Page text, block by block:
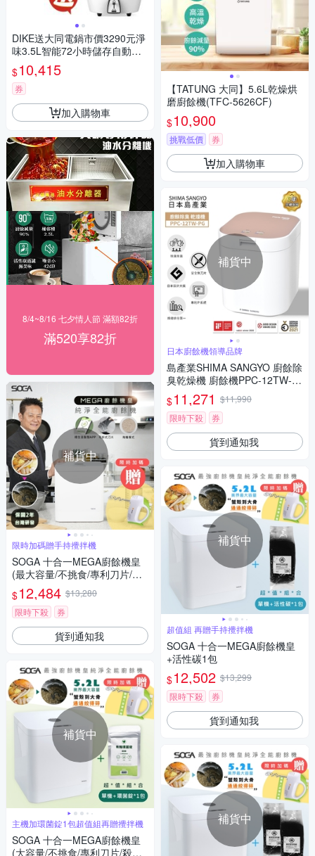
DIKE送大同電鍋市價3290元淨
味3.5L智能72小時儲存自動清
洗廚餘機HKE522PLUS-TAC-1
0L-MCW
$10,415
券
加入購物車
8/4~8/16 七夕情人節 滿額82折
滿520享82折
補貨中
限時加碼贈手持攪拌機
SOGA 十合一MEGA廚餘機皇
(最大容量/不挑食/專利刀片/殺
菌/環保/獨家APP)
$12,484 $13,280
限時下殺
券
貨到通知我
補貨中
主機加環菌錠1包超值組再贈攪拌機
SOGA 十合一MEGA廚餘機皇
(大容量/不挑食/專利刀片/殺菌/
【TATUNG 大同】5.6L乾燥烘
磨廚餘機(TFC-5626CF)
$10,900
挑戰低價 券
加入購物車
補貨中
日本廚餘機領導品牌
島產業SHIMA SANGYO 廚餘除
臭乾燥機 廚餘機PPC-12TW-P
G(玫瑰金色)
$11,271 $11,990
限時下殺
券
貨到通知我
補貨中
超值組 再贈手持攪拌機
SOGA 十合一MEGA廚餘機皇
+活性碳1包
$12,502 $13,299
限時下殺
券
貨到通知我
補貨中